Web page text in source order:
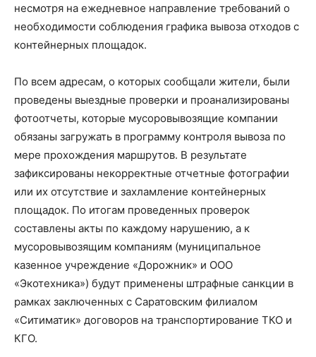
несмотря на ежедневное направление требований о
необходимости соблюдения графика вывоза отходов с
контейнерных площадок.
По всем адресам, о которых сообщали жители, были
проведены выездные проверки и проанализированы
фотоотчеты, которые мусоровывозящие компании
обязаны загружать в программу контроля вывоза по
мере прохождения маршрутов. В результате
зафиксированы некорректные отчетные фотографии
или их отсутствие и захламление контейнерных
площадок. По итогам проведенных проверок
составлены акты по каждому нарушению, а к
мусоровывозящим компаниям (муниципальное
казенное учреждение «Дорожник» и ООО
«Экотехника») будут применены штрафные санкции в
рамках заключенных с Саратовским филиалом
«Ситиматик» договоров на транспортирование ТКО и
КГО.